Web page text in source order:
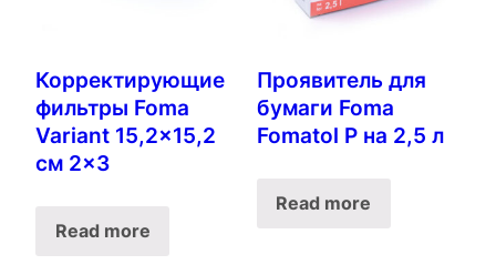
Корректирующие
фильтры Foma
Variant 15,2×15,2
см 2×3
Read more
Проявитель для
бумаги Foma
Fomatol P на 2,5 л
Read more